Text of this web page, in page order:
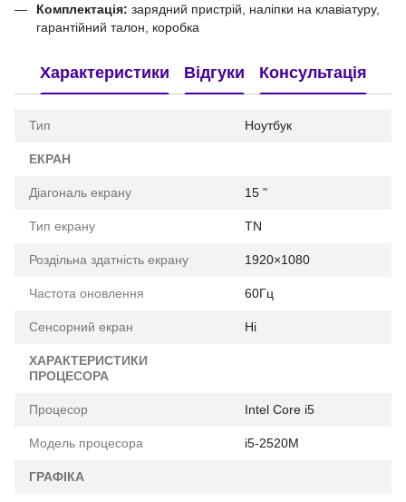
Комплектація: зарядний пристрій, наліпки на клавіатуру,
гарантійний талон, коробка
Характеристики Відгуки Консультація
Тип Ноутбук
ЕКРАН
Діагональ екрану 15 "
Тип екрану TN
Роздільна здатність екрану 1920×1080
Частота оновлення 60Гц
Сенсорний екран Ні
ХАРАКТЕРИСТИКИ
ПРОЦЕСОРА
Процесор Intel Core i5
Модель процесора i5-2520M
ГРАФІКА